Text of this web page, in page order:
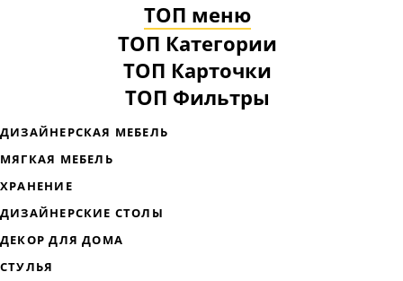
ТОП меню
ТОП Категории
ТОП Карточки
ТОП Фильтры